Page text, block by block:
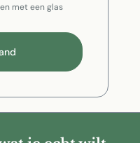
met een glas